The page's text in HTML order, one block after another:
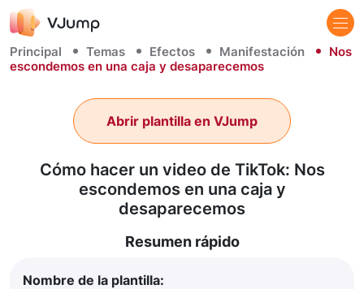
Principal Temas Efectos Manifestación
Nos
escondemos en una caja y desaparecemos
Cómo hacer un video de TikTok: Nos
escondemos en una caja y
desaparecemos
Abrir plantilla en VJump
Resumen rápido
Nombre de la plantilla: